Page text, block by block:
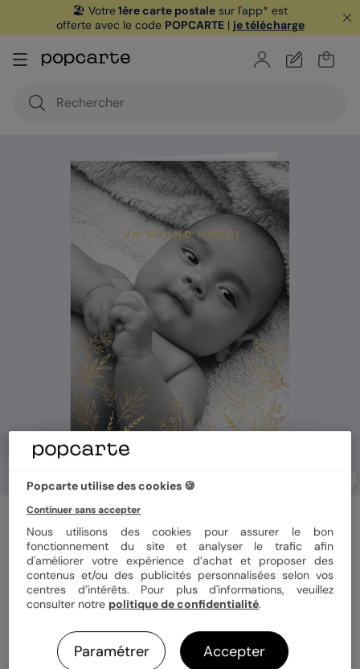
🏖️ Votre1ère carte postale sur l'app* est
offerte avec le code POPCARTE| je télécharge
Carte remerciement naissance
Fleurs Ocre
Format 12x17 cm plié
Papier Papier Satiné
Popcarte utilise des cookies 🍪
Continuer sans accepter
Nous utilisons des cookies pour assurer le bon
fonctionnement du site et analyser le trafic afin
d'améliorer votre expérience d’achat et proposer des
contenus et/ou des publicités personnalisées selon vos
centres d’intérêts. Pour plus d'informations, veuillez
consulter notre politique de confidentialité.
Paramétrer Accepter